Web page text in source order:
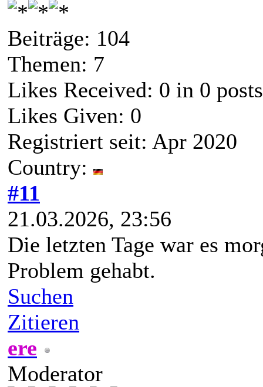
Beiträge: 104
Themen: 7
Likes Received: 0 in 0 posts
Likes Given: 0
Registriert seit: Apr 2020
Country:
#11
21.03.2026, 23:56
Die letzten Tage war es
Problem gehabt.
Suchen
Zitieren
ere
Moderator